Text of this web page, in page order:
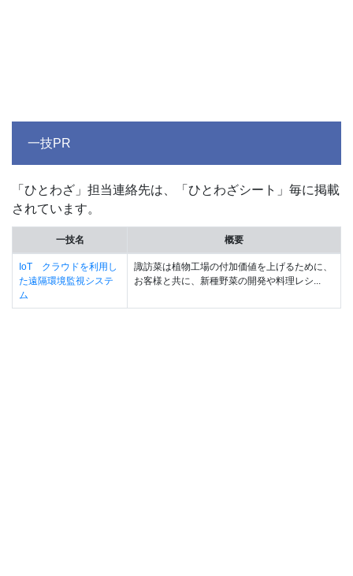
一技PR
「ひとわざ」担当連絡先は、「ひとわざシート」毎に掲載
されています。
一技名 概要
IoT クラウドを利用し
た遠隔環境監視システ
ム
諏訪菜は植物工場の付加価値を上げるために、
お客様と共に、新種野菜の開発や料理レシ...